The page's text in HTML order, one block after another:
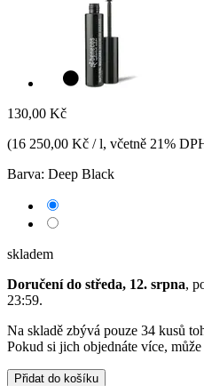
130,00 Kč
(16 250,00 Kč / l, včetně 21%
Barva: Deep Black
skladem
Doručení do středa, 12. srpna,
23:59.
Na skladě zbývá pouze 34 kusů
Pokud si jich objednáte více,
Přidat do košíku